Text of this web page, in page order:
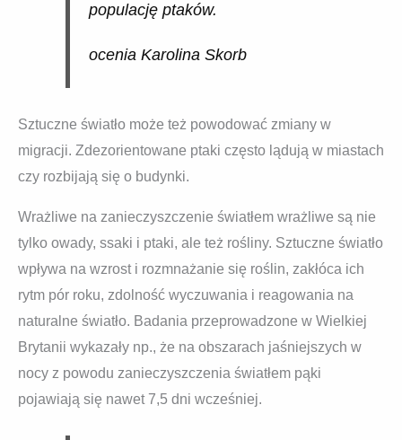
populację ptaków.
ocenia Karolina Skorb
Sztuczne światło może też powodować zmiany w
migracji. Zdezorientowane ptaki często lądują w miastach
czy rozbijają się o budynki.
Wrażliwe na zanieczyszczenie światłem wrażliwe są nie
tylko owady, ssaki i ptaki, ale też rośliny. Sztuczne światło
wpływa na wzrost i rozmnażanie się roślin, zakłóca ich
rytm pór roku, zdolność wyczuwania i reagowania na
naturalne światło. Badania przeprowadzone w Wielkiej
Brytanii wykazały np., że na obszarach jaśniejszych w
nocy z powodu zanieczyszczenia światłem pąki
pojawiają się nawet 7,5 dni wcześniej.